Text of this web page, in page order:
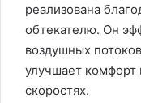
реализована
обтекателю. Он
воздушных
улучшает
скоростях.